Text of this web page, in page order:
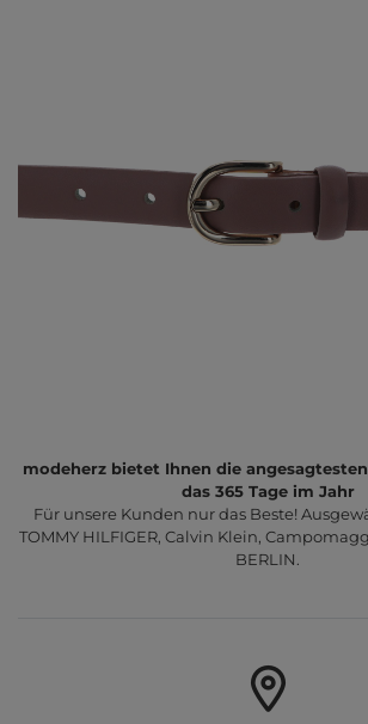
modeherz bietet Ihnen die
das 365 Tage im Jahr
Für unsere Kunden nur das Beste!
TOMMY HILFIGER, Calvin Klein,
BERLIN.